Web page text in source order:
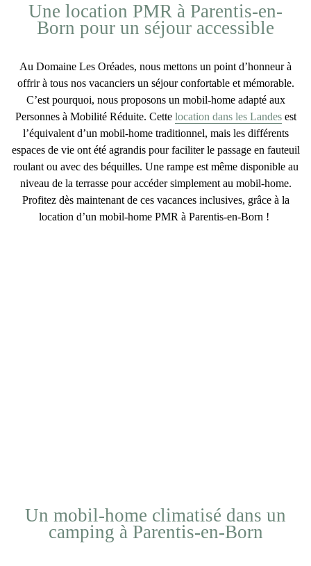
Une location PMR à Parentis-en-
Born pour un séjour accessible
Au Domaine Les Oréades, nous mettons un point d’honneur à
offrir à tous nos vacanciers un séjour confortable et mémorable.
C’est pourquoi, nous proposons un mobil-home adapté aux
Personnes à Mobilité Réduite. Cette location dans les Landesest
l’équivalent d’un mobil-home traditionnel, mais les différents
espaces de vie ont été agrandis pour faciliter le passage en fauteuil
roulant ou avec des béquilles. Une rampe est même disponible au
niveau de la terrasse pour accéder simplement au mobil-home.
Profitez dès maintenant de ces vacances inclusives, grâce à la
location d’un mobil-home PMR à Parentis-en-Born !
Un mobil-home climatisé dans un
camping à Parentis-en-Born